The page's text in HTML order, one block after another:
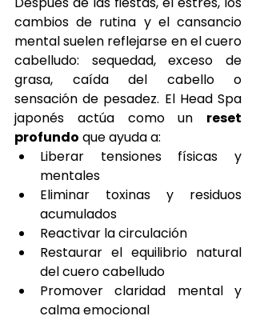
cambios de rutina y el cansancio
mental suelen reflejarse en el cuero
cabelludo: sequedad, exceso de
grasa, caída del cabello o
sensación de pesadez. El Head Spa
japonés actúa como un reset
profundo que ayuda a:
Liberar tensiones físicas y
mentales
Eliminar toxinas y residuos
acumulados
Reactivar la circulación
Restaurar el equilibrio natural
del cuero cabelludo
Promover claridad mental y
calma emocional